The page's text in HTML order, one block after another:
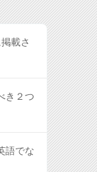
載さ
き２つ
語でな